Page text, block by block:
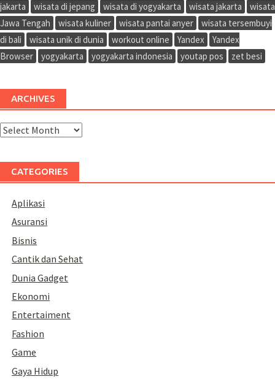
jakarta
wisata di jepang wisata di yogyakarta wisata jakarta
wisata
Jawa Tengah
wisata kuliner wisata pantai anyer
wisata tersembuyi
di bali
wisata unik di dunia workout online Yandex
Yandex
Browser
yogyakarta yogyakarta indonesia youtap pos zet besi
ARCHIVES
Archives
CATEGORIES
Aplikasi
Asuransi
Bisnis
Cantik dan Sehat
Dunia Gadget
Ekonomi
Entertaiment
Fashion
Game
Gaya Hidup